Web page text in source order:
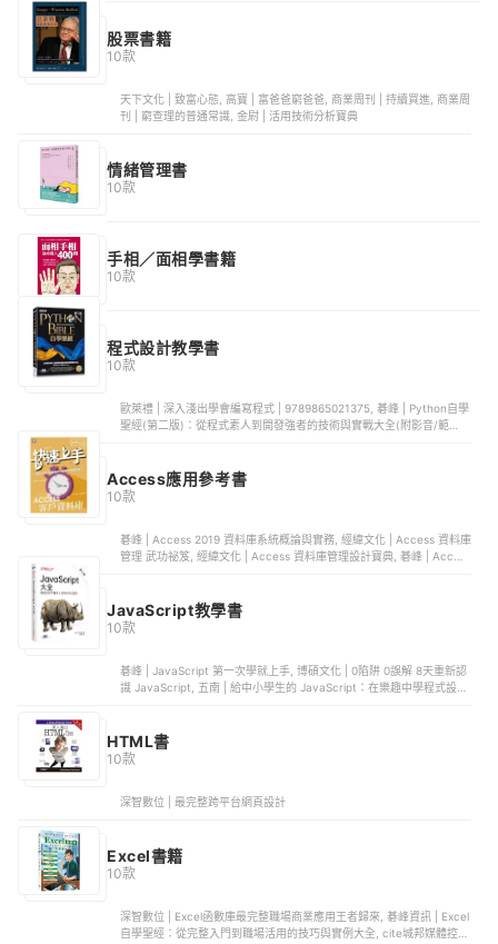
股票書籍
10款
天下文化 | 致富心態, 高寶 | 富爸爸窮爸爸, 商業周刊 | 持續買進, 商業周
刊 | 窮查理的普通常識, 金尉 | 活用技術分析寶典
情緒管理書
10款
手相／面相學書籍
10款
程式設計教學書
10款
歐萊禮 | 深入淺出學會編寫程式 | 9789865021375, 碁峰 | Python自學
聖經(第二版)：從程式素人到開發強者的技術與實戰大全(附影音/範例程
向頂尖高手之路：王者歸來(第二版)全彩版 | 9789865501587, 旗標圖
書 | 白話演算法！ 培養程式設計的邏輯思考 | 9789863126546
Access應用參考書
10款
碁峰 | Access 2019 資料庫系統概論與實務, 經緯文化 | Access 資料庫
管理 武功祕笈, 經緯文化 | Access 資料庫管理設計寶典, 碁峰 | Access
JavaScript教學書
10款
碁峰 | JavaScript 第一次學就上手, 博碩文化 | 0陷阱 0誤解 8天重新認
識 JavaScript, 五南 | 給中小學生的 JavaScript：在樂趣中學程式設計,
HTML書
10款
深智數位 | 最完整跨平台網頁設計
Excel書籍
10款
深智數位 | Excel函數庫最完整職場商業應用王者歸來, 碁峰資訊 | Excel
自學聖經：從完整入門到職場活用的技巧與實例大全, cite城邦媒體控股